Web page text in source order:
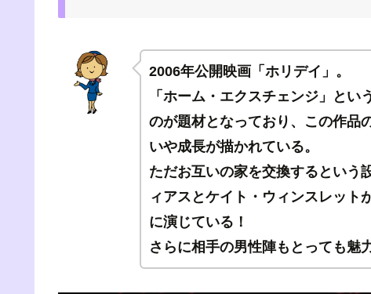
2006年公開映画「ホリデイ」。
「ホーム・エクスチェンジ」と
のが題材となっており、この作品
いや成長が描かれている。
ただお互いの家を交換するという
ィアスとケイト・ウィンスレット
に演じている！
さらに相手の男性陣もとっても魅